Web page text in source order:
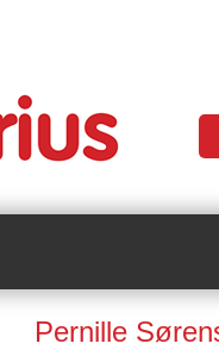
Pernille